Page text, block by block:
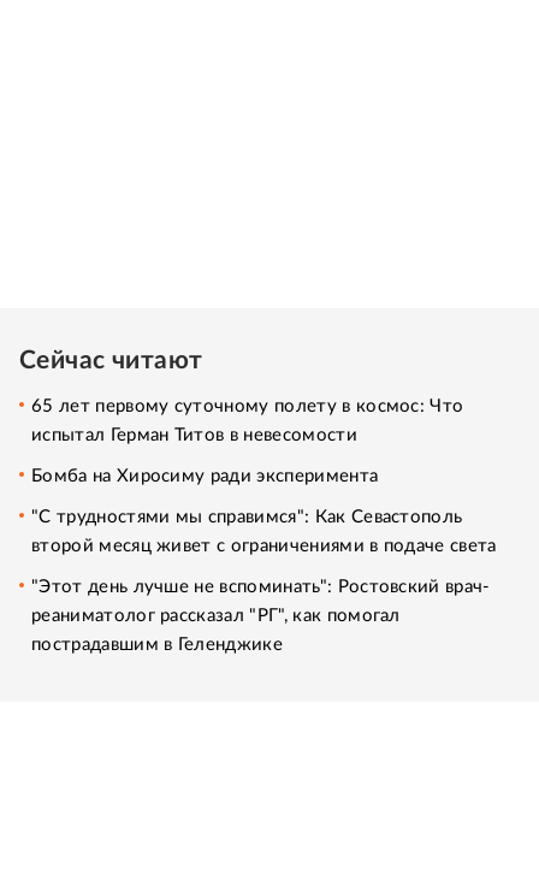
Сейчас читают
65 лет первому суточному полету в космос: Что
испытал Герман Титов в невесомости
Бомба на Хиросиму ради эксперимента
"С трудностями мы справимся": Как Севастополь
второй месяц живет с ограничениями в подаче света
"Этот день лучше не вспоминать": Ростовский врач-
реаниматолог рассказал "РГ", как помогал
пострадавшим в Геленджике